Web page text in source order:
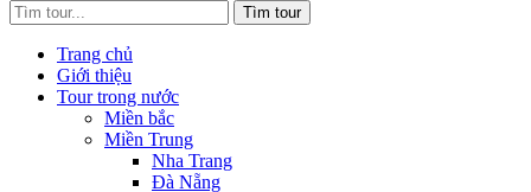
Trang chủ
Giới thiệu
Tour trong nước
Miền bắc
Miền Trung
Nha Trang
Đà Nẵng